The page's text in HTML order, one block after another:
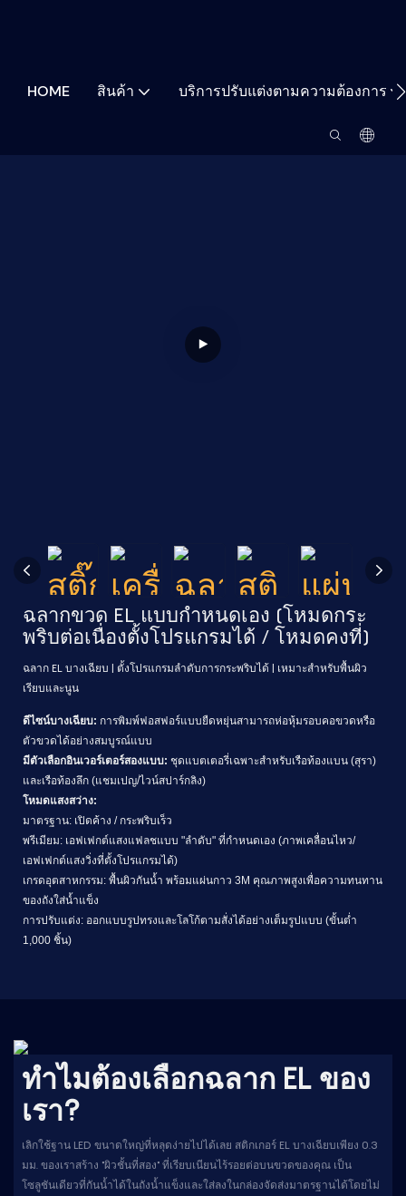
HOME สินค้า บริการปรับแต่งตามความต้องการ
ฉลากขวด EL แบบกำหนดเอง (โหมดกระ
พริบต่อเนื่องตั้งโปรแกรมได้ / โหมดคงที่)
ฉลาก EL บางเฉียบ | ตั้งโปรแกรมลำดับการกระพริบได้ | เหมาะสำหรับพื้นผิว
เรียบและนูน
ดีไซน์บางเฉียบ: การพิมพ์ฟอสฟอร์แบบยืดหยุ่นสามารถห่อหุ้มรอบคอขวดหรือ
ตัวขวดได้อย่างสมบูรณ์แบบ
มีตัวเลือกอินเวอร์เตอร์สองแบบ: ชุดแบตเตอรี่เฉพาะสำหรับเรือท้องแบน (สุรา)
และเรือท้องลึก (แชมเปญ/ไวน์สปาร์กลิง)
โหมดแสงสว่าง:
มาตรฐาน: เปิดค้าง / กระพริบเร็ว
พรีเมียม: เอฟเฟกต์แสงแฟลชแบบ "ลำดับ" ที่กำหนดเอง (ภาพเคลื่อนไหว/
เอฟเฟกต์แสงวิ่งที่ตั้งโปรแกรมได้)
เกรดอุตสาหกรรม: พื้นผิวกันน้ำ พร้อมแผ่นกาว 3M คุณภาพสูงเพื่อความทนทาน
ของถังใส่น้ำแข็ง
การปรับแต่ง: ออกแบบรูปทรงและโลโก้ตามสั่งได้อย่างเต็มรูปแบบ (ขั้นต่ำ
1,000 ชิ้น)
ทำไมต้องเลือกฉลาก EL ของ
เรา?
เลิกใช้ฐาน LED ขนาดใหญ่ที่หลุดง่ายไปได้เลย สติกเกอร์ EL บางเฉียบเพียง 0.3
มม. ของเราสร้าง "ผิวชั้นที่สอง" ที่เรียบเนียนไร้รอยต่อบนขวดของคุณ เป็น
โซลูชันเดียวที่กันน้ำได้ในถังน้ำแข็งและใส่ลงในกล่องจัดส่งมาตรฐานได้โดยไม่